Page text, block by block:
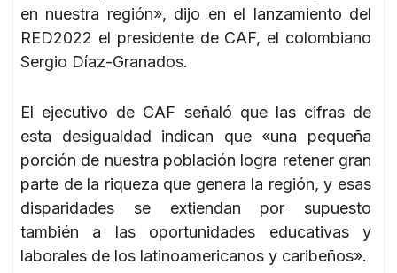
en nuestra región», dijo en el lanzamiento del
RED2022 el presidente de CAF, el colombiano
Sergio Díaz-Granados.
El ejecutivo de CAF señaló que las cifras de
esta desigualdad indican que «una pequeña
porción de nuestra población logra retener gran
parte de la riqueza que genera la región, y esas
disparidades se extiendan por supuesto
también a las oportunidades educativas y
laborales de los latinoamericanos y caribeños».